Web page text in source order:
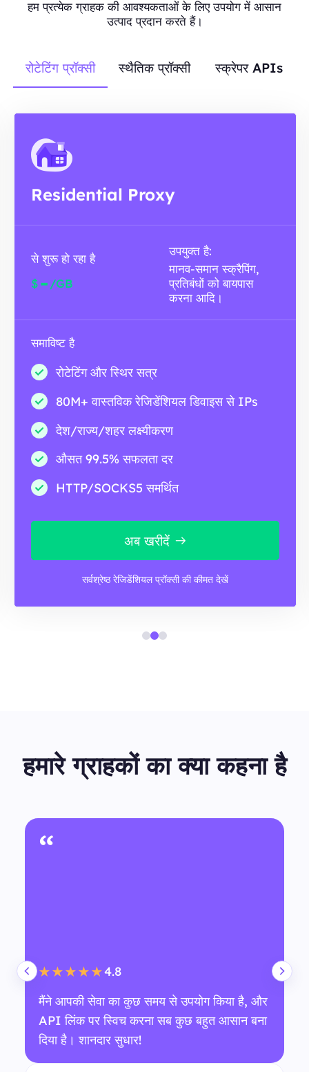
हम प्रत्येक ग्राहक की आवश्यकताओं के लिए उपयोग में आसान
उत्पाद प्रदान करते हैं।
रोटेटिंग प्रॉक्सी स्थैतिक प्रॉक्सी स्क्रेपर APIs
Residential Proxy
से शुरू हो रहा है
$- /GB
उपयुक्त है:
मानव-समान स्क्रैपिंग,
प्रतिबंधों को बायपास
करना आदि।
समाविष्ट है
रोटेटिंग और स्थिर सत्र
80M+ वास्तविक रेजिडेंशियल डिवाइस से IPs
देश/राज्य/शहर लक्ष्यीकरण
औसत 99.5% सफलता दर
HTTP/SOCKS5 समर्थित
अब खरीदें
सर्वश्रेष्ठ रेजिडेंशियल प्रॉक्सी की कीमत देखें
हमारे ग्राहकों का क्या कहना है
“
★★★★★4.8
मैंने आपकी सेवा का कुछ समय से उपयोग किया है, और
API लिंक पर स्विच करना सब कुछ बहुत आसान बना
दिया है। शानदार सुधार!